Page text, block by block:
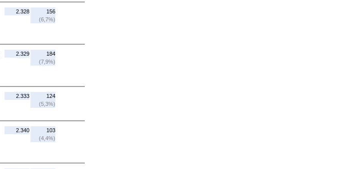
2.328
156
(6,7%)
2.329
184
(7,9%)
2.333
124
(5,3%)
2.340
103
(4,4%)